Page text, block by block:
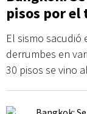
pisos por el
El sismo sacudió
derrumbes en
30 pisos se vino